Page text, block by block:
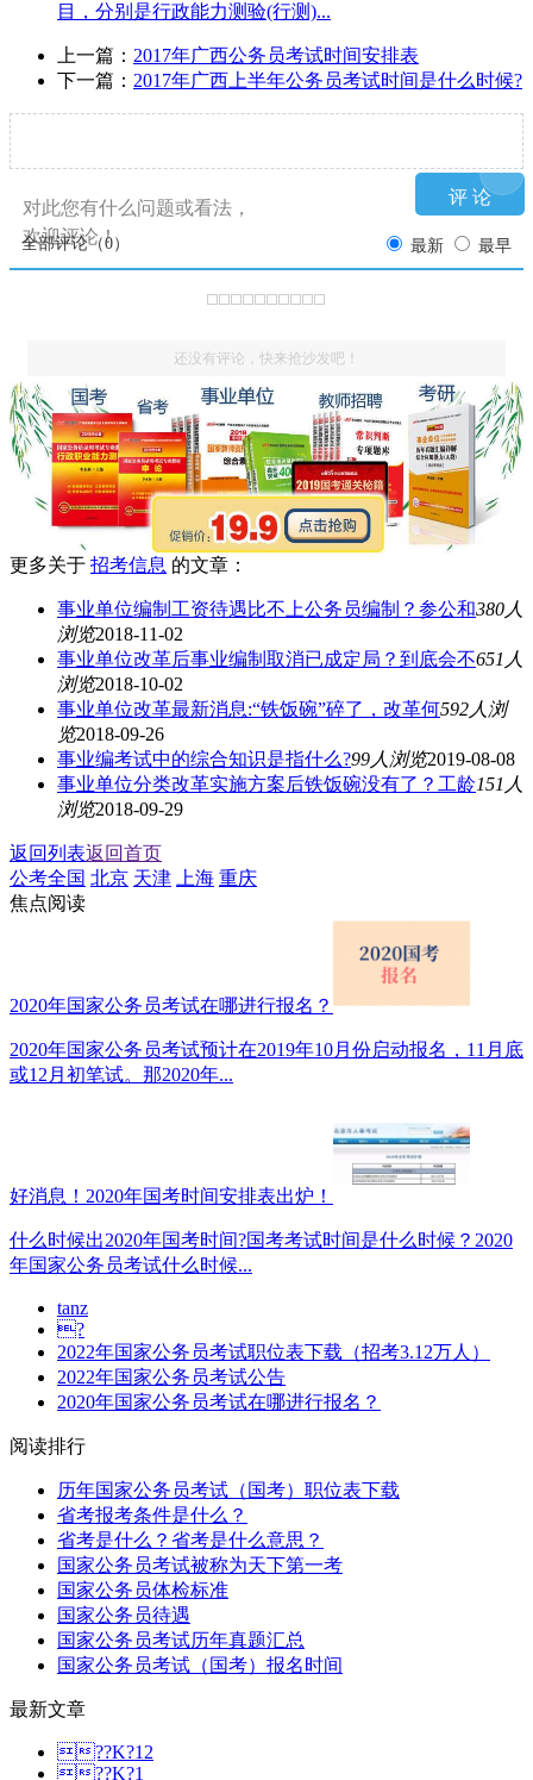
目，分别是行政能力测验(行测)...
上一篇： 2017年广西公务员考试时间安排表
下一篇： 2017年广西上半年公务员考试时间是什么时候?
对此您有什么问题或看法，
欢迎评论！
全部评论（0） 最新 最早
还没有评论，快来抢沙发吧！
更多关于 招考信息 的文章：
事业单位编制工资待遇比不上公务员编制？参公和380人
浏览2018-11-02
事业单位改革后事业编制取消已成定局？到底会不651人
浏览2018-10-02
事业单位改革最新消息:“铁饭碗”碎了，改革何592人浏
览2018-09-26
事业编考试中的综合知识是指什么?99人浏览2019-08-08
事业单位分类改革实施方案后铁饭碗没有了？工龄151人
浏览2018-09-29
返回列表返回首页
公考全国 北京 天津 上海 重庆
焦点阅读
2020年国家公务员考试在哪进行报名？
2020年国家公务员考试预计在2019年10月份启动报名，11月底
或12月初笔试。那2020年...
好消息！2020年国考时间安排表出炉！
什么时候出2020年国考时间?国考考试时间是什么时候？2020
年国家公务员考试什么时候...
tanz
?
2022年国家公务员考试职位表下载（招考3.12万人）
2022年国家公务员考试公告
2020年国家公务员考试在哪进行报名？
阅读排行
历年国家公务员考试（国考）职位表下载
省考报考条件是什么？
省考是什么？省考是什么意思？
国家公务员考试被称为天下第一考
国家公务员体检标准
国家公务员待遇
国家公务员考试历年真题汇总
国家公务员考试（国考）报名时间
最新文章
??K?12
??K?1